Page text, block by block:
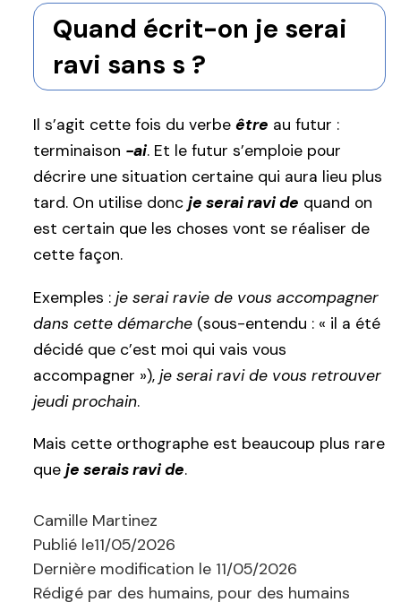
Quand écrit-on je serai
ravi sans s ?
Il s’agit cette fois du verbe être au futur :
terminaison -ai. Et le futur s’emploie pour
décrire une situation certaine qui aura lieu plus
tard. On utilise donc je serai ravi de quand on
est certain que les choses vont se réaliser de
cette façon.
Exemples : je serai ravie de vous accompagner
dans cette démarche (sous-entendu : « il a été
décidé que c’est moi qui vais vous
accompagner »), je serai ravi de vous retrouver
jeudi prochain.
Mais cette orthographe est beaucoup plus rare
que je serais ravi de.
Camille Martinez
Publié le11/05/2026
Dernière modification le 11/05/2026
Rédigé par des humains, pour des humains